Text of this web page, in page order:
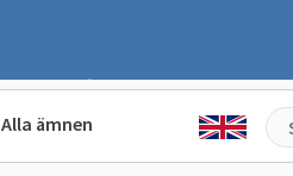
Alla ämnen